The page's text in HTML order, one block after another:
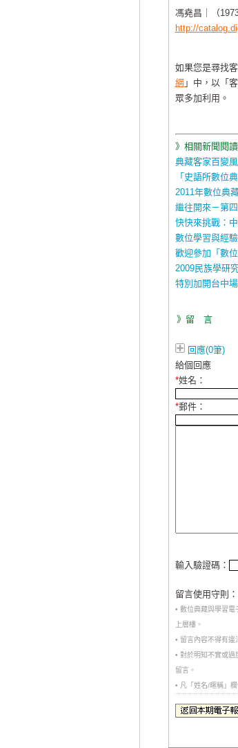
馮堯昌｜（
http://
如果您是尋找
網 」中，以「
眾多加利用。
》相關新聞閱讀
典藏客家百變
「史語所數位
2011年數位典
繼往開來－第
快快來挑戰：
數位學習與經
歡迎參加「數
2009民族學研
特別加開台中
》留 言
回應(0筆)
給個回應
*姓名：
*郵件：
輸入驗證碼：
留言使用守則：
• 數位典藏與學習
上層樓。
• 留言內容不得有違
• 對於明知不實或
留言。
• 凡「姓名/暱稱」